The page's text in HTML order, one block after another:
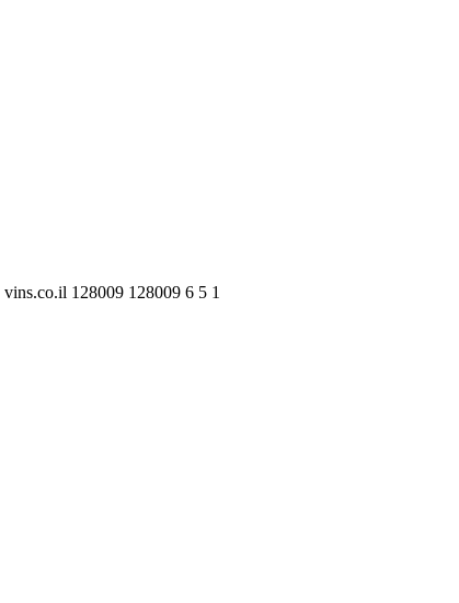
vins.co.il 128009 128009 6 5 1